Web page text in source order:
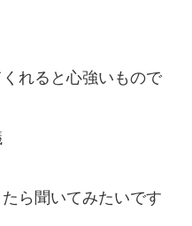
れると心強いもので
ら聞いてみたいです